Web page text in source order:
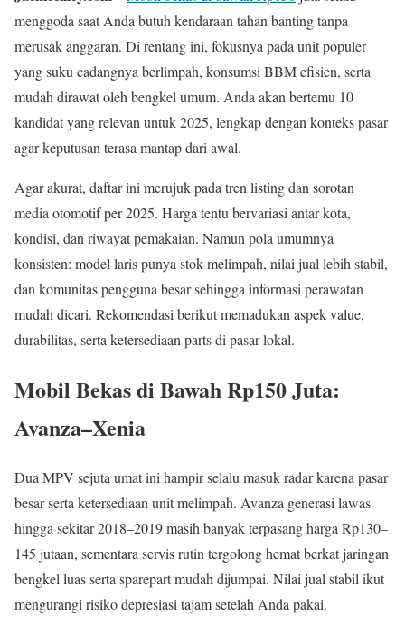
menggoda saat Anda butuh kendaraan tahan banting tanpa
merusak anggaran. Di rentang ini, fokusnya pada unit populer
yang suku cadangnya berlimpah, konsumsi BBM efisien, serta
mudah dirawat oleh bengkel umum. Anda akan bertemu 10
kandidat yang relevan untuk 2025, lengkap dengan konteks pasar
agar keputusan terasa mantap dari awal.
Agar akurat, daftar ini merujuk pada tren listing dan sorotan
media otomotif per 2025. Harga tentu bervariasi antar kota,
kondisi, dan riwayat pemakaian. Namun pola umumnya
konsisten: model laris punya stok melimpah, nilai jual lebih stabil,
dan komunitas pengguna besar sehingga informasi perawatan
mudah dicari. Rekomendasi berikut memadukan aspek value,
durabilitas, serta ketersediaan parts di pasar lokal.
Mobil Bekas di Bawah Rp150 Juta:
Avanza–Xenia
Dua MPV sejuta umat ini hampir selalu masuk radar karena pasar
besar serta ketersediaan unit melimpah. Avanza generasi lawas
hingga sekitar 2018–2019 masih banyak terpasang harga Rp130–
145 jutaan, sementara servis rutin tergolong hemat berkat jaringan
bengkel luas serta sparepart mudah dijumpai. Nilai jual stabil ikut
mengurangi risiko depresiasi tajam setelah Anda pakai.